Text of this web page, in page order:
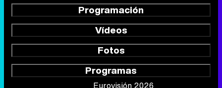
Programación
Vídeos
Fotos
Programas
Eurovisión 2026